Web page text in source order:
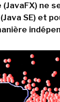
(JavaFX) ne
SE) et